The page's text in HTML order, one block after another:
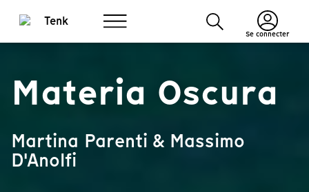
Se connecter
Materia Oscura
Martina Parenti & Massimo
D'Anolfi